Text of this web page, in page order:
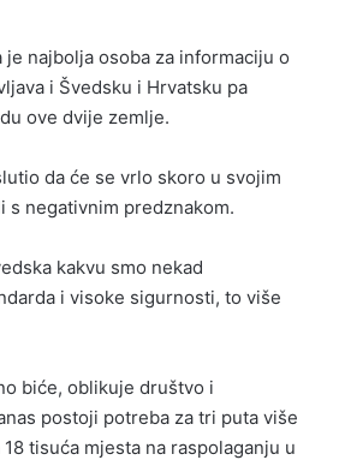
najbolja osoba za informaciju o
i Švedsku i Hrvatsku pa
ove dvije zemlje.
da će se vrlo skoro u svojim
s negativnim predznakom.
kakvu smo nekad
i visoke sigurnosti, to više
biće, oblikuje društvo i
postoji potreba za tri puta više
tisuća mjesta na raspolaganju u